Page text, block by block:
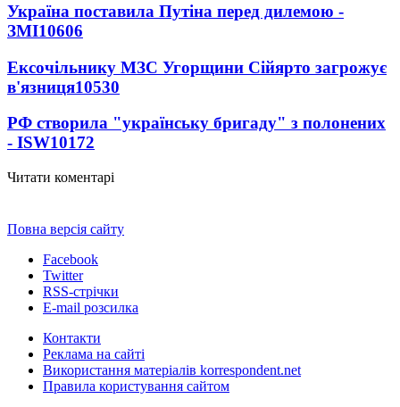
Україна поставила Путіна перед дилемою -
ЗМІ10606
Ексочільнику МЗС Угорщини Сійярто загрожує
в'язниця10530
РФ створила "українську бригаду" з полонених
- ISW10172
Читати коментарі
Повна версія сайту
Facebook
Twitter
RSS-стрічки
E-mail розсилка
Контакти
Реклама на сайті
Використання матеріалів korrespondent.net
Правила користування сайтом